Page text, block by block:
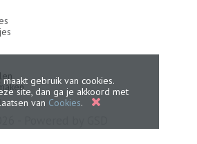
maakt gebruik van cookies.
site, dan ga je akkoord met
van Cookies.